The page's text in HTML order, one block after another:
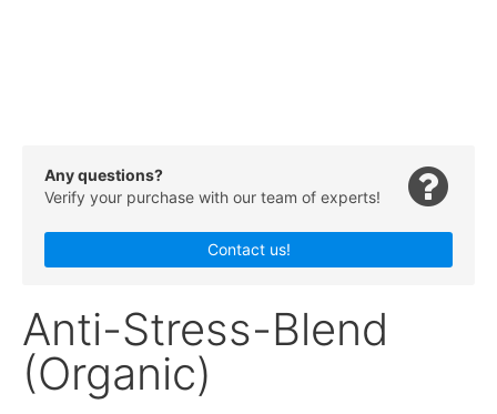
Any questions?
Verify your purchase with our team of experts!
Contact us!
Anti-Stress-Blend
(Organic)